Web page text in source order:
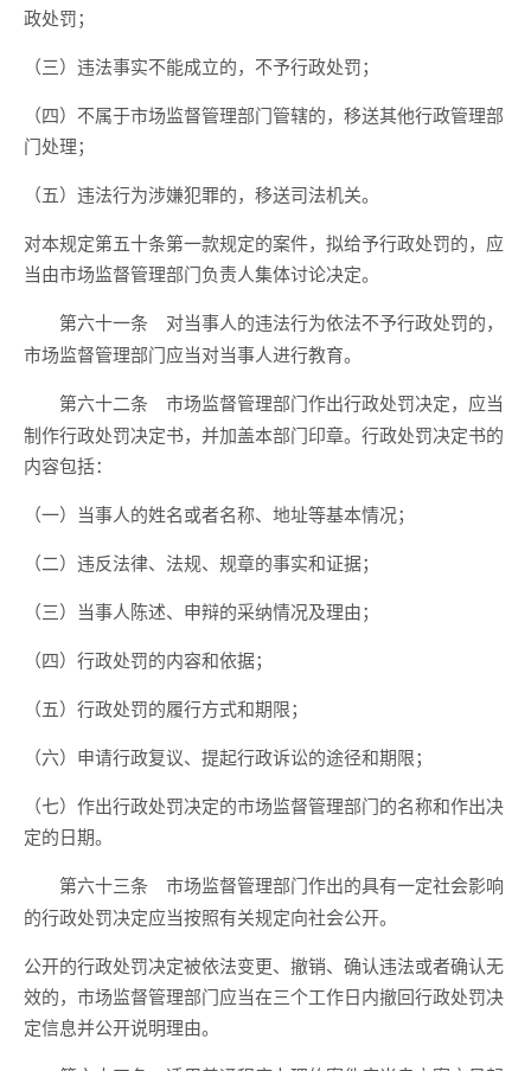
政处罚；
（三）违法事实不能成立的，不予行政处罚；
（四）不属于市场监督管理部门管辖的，移送其他行政管理部
门处理；
（五）违法行为涉嫌犯罪的，移送司法机关。
对本规定第五十条第一款规定的案件，拟给予行政处罚的，应
当由市场监督管理部门负责人集体讨论决定。
第六十一条 对当事人的违法行为依法不予行政处罚的，
市场监督管理部门应当对当事人进行教育。
第六十二条 市场监督管理部门作出行政处罚决定，应当
制作行政处罚决定书，并加盖本部门印章。行政处罚决定书的
内容包括：
（一）当事人的姓名或者名称、地址等基本情况；
（二）违反法律、法规、规章的事实和证据；
（三）当事人陈述、申辩的采纳情况及理由；
（四）行政处罚的内容和依据；
（五）行政处罚的履行方式和期限；
（六）申请行政复议、提起行政诉讼的途径和期限；
（七）作出行政处罚决定的市场监督管理部门的名称和作出决
定的日期。
第六十三条 市场监督管理部门作出的具有一定社会影响
的行政处罚决定应当按照有关规定向社会公开。
公开的行政处罚决定被依法变更、撤销、确认违法或者确认无
效的，市场监督管理部门应当在三个工作日内撤回行政处罚决
定信息并公开说明理由。